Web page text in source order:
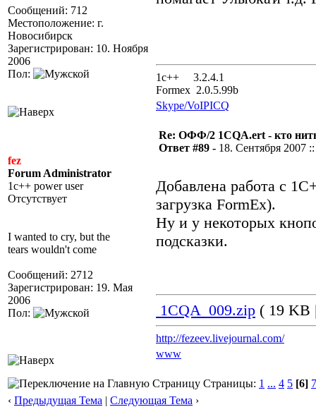
Сообщений: 712
Местоположение: г.
Новосибирск
Зарегистрирован: 10. Ноября
2006
Пол:
1с++ 3.2.4.1
Formex 2.0.5.99b
Skype/VoIPICQ
fez
Forum Administrator
1c++ power user
Отсутствует
I wanted to cry, but the
tears wouldn't come
Сообщений: 2712
Зарегистрирован: 19. Мая
2006
Пол:
Re: ОФФ/2 1CQA.ert - кто
Ответ #89 - 18. Сентября 2007
Добавлена работа с
загрузка FormEx).
Ну и у некоторых
подсказки.
1CQA_009.zip ( 19 KB
http://fezeev.livejournal.com/
www
Страницы: 1 ... 4 5 [6] 7
‹ Предыдущая Тема | Следующая Тема ›